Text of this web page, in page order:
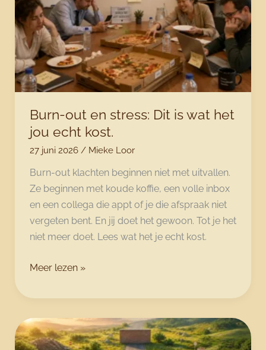
Burn-out en stress: Dit is wat het
jou echt kost.
27 juni 2026 / Mieke Loor
Burn-out klachten beginnen niet met uitvallen.
Ze beginnen met koude koffie, een volle inbox
en een collega die appt of je die afspraak niet
vergeten bent. En jij doet het gewoon. Tot je het
niet meer doet. Lees wat het je echt kost.
Burn-
en
stress:
Dit
is
Meer lezen »